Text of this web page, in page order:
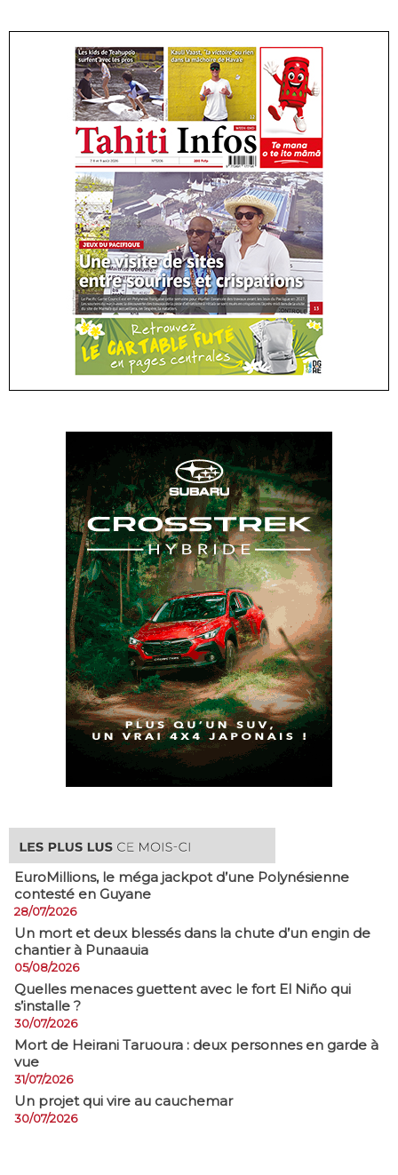
EuroMillions, ​le méga jackpot d’une Polynésienne
contesté en Guyane
28/07/2026
​Un mort et deux blessés dans la chute d’un engin de
chantier à Punaauia
05/08/2026
Quelles menaces guettent avec le fort El Niño qui
s’installe ?
30/07/2026
Mort de Heirani Taruoura : deux personnes en garde à
vue
31/07/2026
Un projet qui vire au cauchemar
30/07/2026